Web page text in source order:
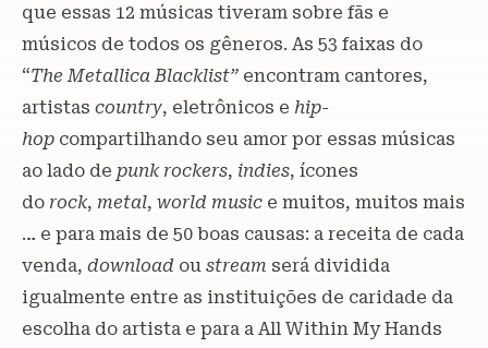
que essas 12 músicas tiveram sobre fãs e
músicos de todos os gêneros. As 53 faixas do
“The Metallica Blacklist” encontram cantores,
artistas country, eletrônicos e hip-
hop compartilhando seu amor por essas músicas
ao lado de punk rockers, indies, ícones
do rock, metal, world music e muitos, muitos mais
… e para mais de 50 boas causas: a receita de cada
venda, download ou stream será dividida
igualmente entre as instituições de caridade da
escolha do artista e para a All Within My Hands